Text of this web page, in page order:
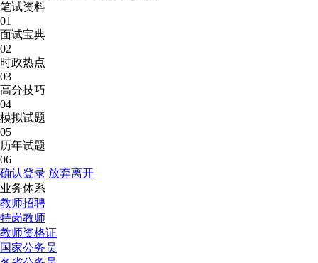
笔试资料
01
面试宝典
02
时政热点
03
高分技巧
04
模拟试题
05
历年试题
06
确认登录 放弃离开
业务体系
教师招聘
特岗教师
教师资格证
国家公务员